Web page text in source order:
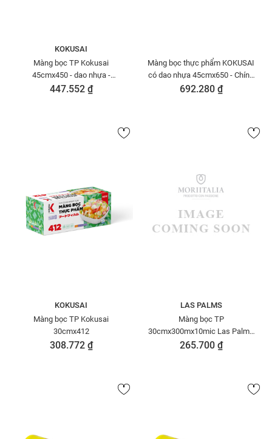
KOKUSAI
Màng bọc TP Kokusai
45cmx450 - dao nhựa -
MBTP00004541
447.552 ₫
Màng bọc thực phẩm KOKUSAI
có dao nhựa 45cmx650 - Chính
hãng Moriitalia MBTP00004558-
692.280 ₫
KOKUSAI
Màng bọc TP Kokusai
30cmx412
308.772 ₫
LAS PALMS
Màng bọc TP
30cmx300mx10mic Las Palms
MBTP00000009-NK
265.700 ₫